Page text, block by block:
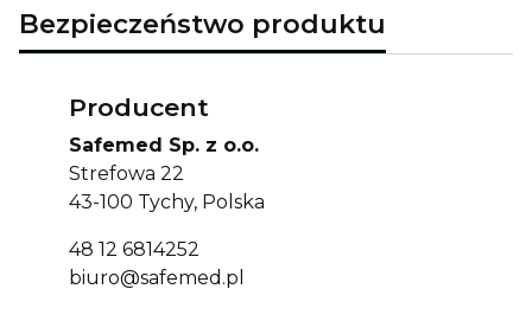
Bezpieczeństwo produktu
Producent
Safemed Sp. z o.o.
Strefowa 22
43-100 Tychy, Polska
48 12 6814252
biuro@safemed.pl